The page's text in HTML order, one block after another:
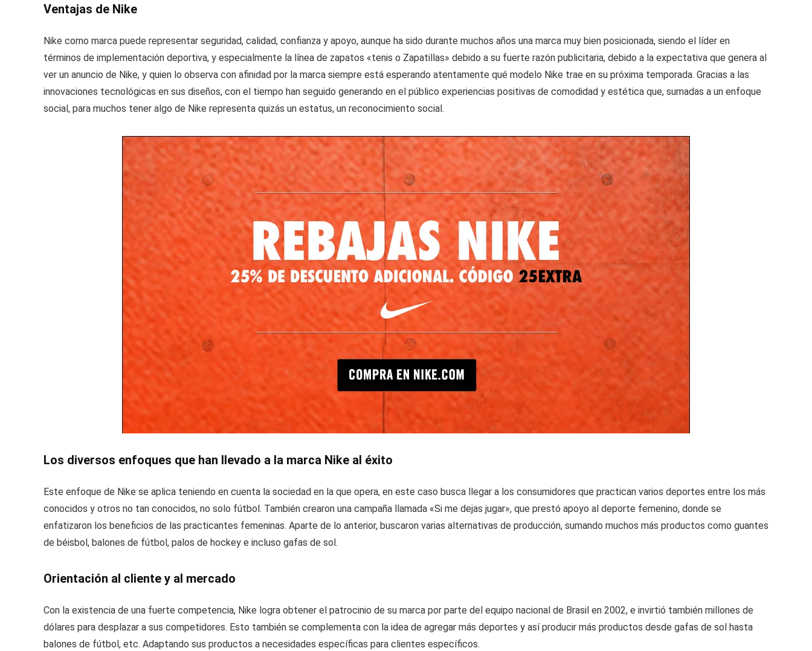
Ventajas de Nike
Nike como marca puede representar seguridad, calidad, confianza y apoyo, aunque ha sido durante muchos años una marca muy bien posicionada, siendo el líder en
términos de implementación deportiva, y especialmente la línea de zapatos «tenis o Zapatillas» debido a su fuerte razón publicitaria, debido a la expectativa que genera al
ver un anuncio de Nike, y quien lo observa con afinidad por la marca siempre está esperando atentamente qué modelo Nike trae en su próxima temporada. Gracias a las
innovaciones tecnológicas en sus diseños, con el tiempo han seguido generando en el público experiencias positivas de comodidad y estética que, sumadas a un enfoque
social, para muchos tener algo de Nike representa quizás un estatus, un reconocimiento social.
Los diversos enfoques que han llevado a la marca Nike al éxito
Este enfoque de Nike se aplica teniendo en cuenta la sociedad en la que opera, en este caso busca llegar a los consumidores que practican varios deportes entre los más
conocidos y otros no tan conocidos, no solo fútbol. También crearon una campaña llamada «Si me dejas jugar», que prestó apoyo al deporte femenino, donde se
enfatizaron los beneficios de las practicantes femeninas. Aparte de lo anterior, buscaron varias alternativas de producción, sumando muchos más productos como guantes
de béisbol, balones de fútbol, palos de hockey e incluso gafas de sol.
Orientación al cliente y al mercado
Con la existencia de una fuerte competencia, Nike logra obtener el patrocinio de su marca por parte del equipo nacional de Brasil en 2002, e invirtió también millones de
dólares para desplazar a sus competidores. Esto también se complementa con la idea de agregar más deportes y así producir más productos desde gafas de sol hasta
balones de fútbol, etc. Adaptando sus productos a necesidades específicas para clientes específicos.